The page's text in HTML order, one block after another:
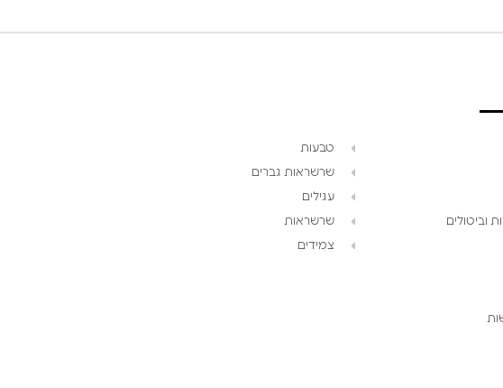
וביטולים
טבעות
שרשראות גברים
עגילים
שרשראות
צמידים